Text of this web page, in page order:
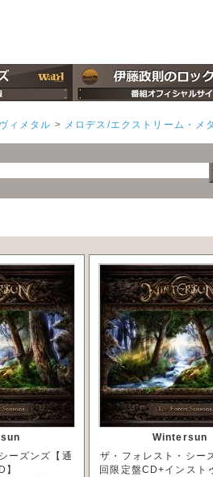
ィメタル > メロデス/エクストリーム・メ
ーズンズ【通
】
Wintersun
ザ・フォレスト・シー
回限定盤CD+インスト